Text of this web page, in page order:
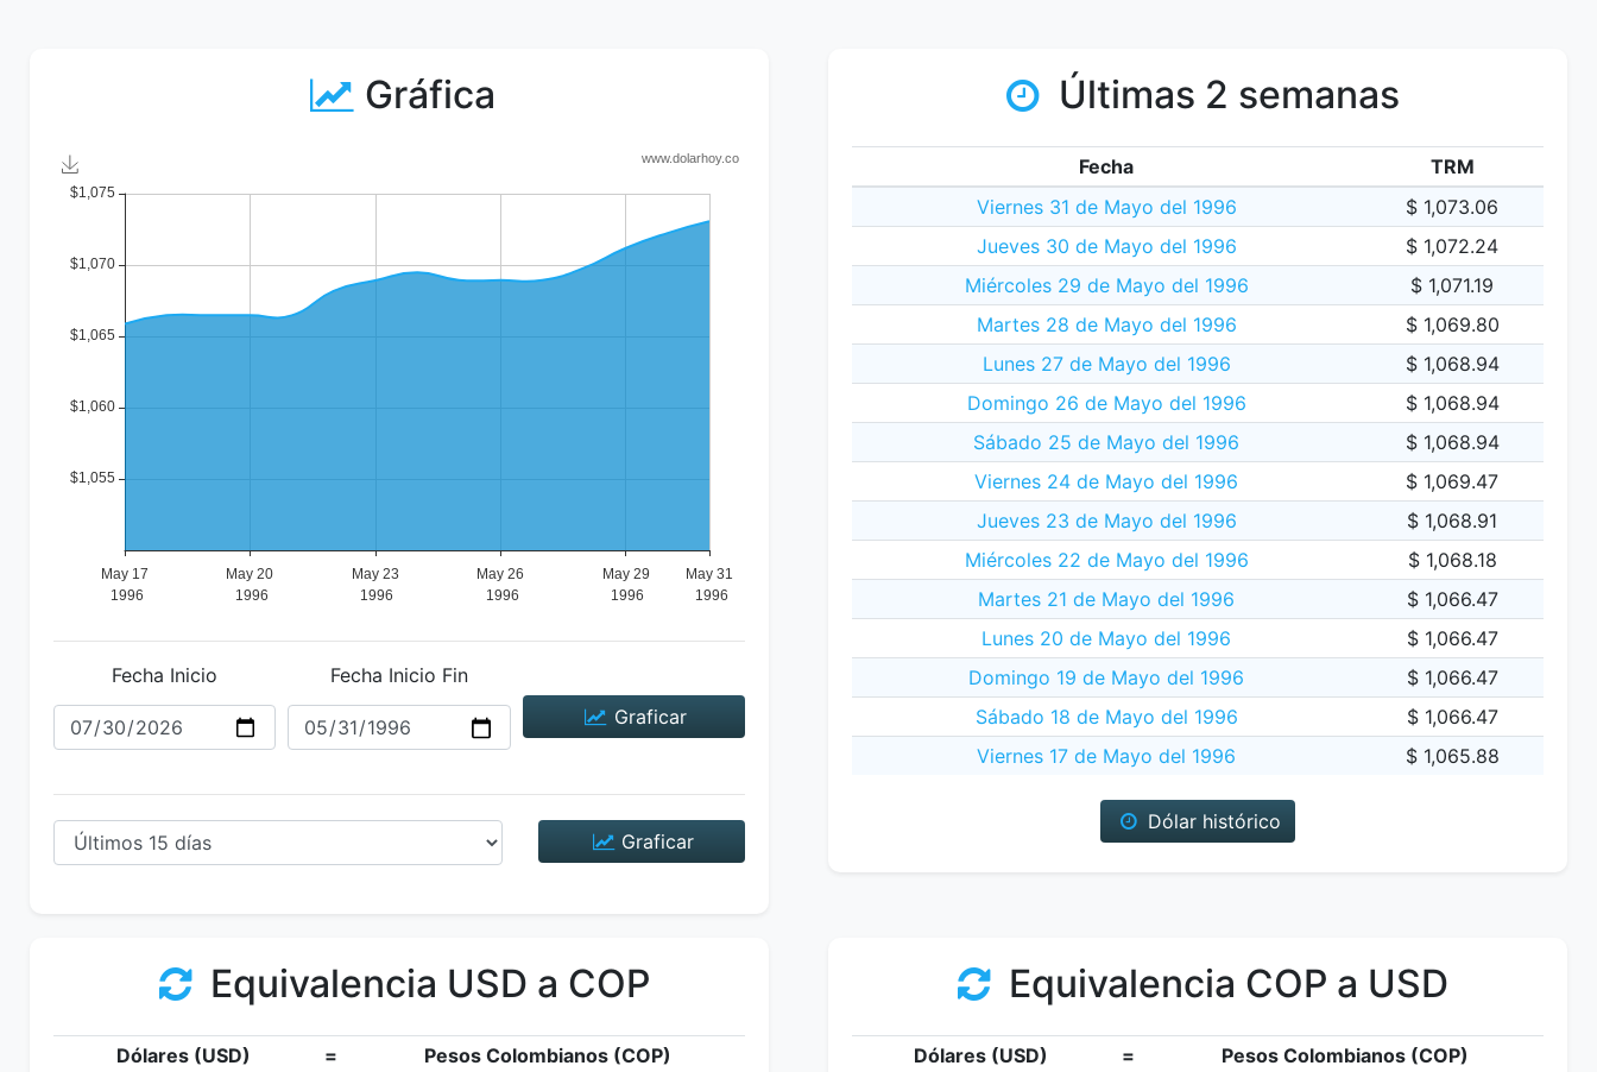
Gráfica
Fecha Inicio
Fecha Inicio Fin
Graficar
Graficar
Últimas 2 semanas
Fecha
TRM
Viernes 31 de Mayo del 1996
$ 1,073.06
Jueves 30 de Mayo del 1996
$ 1,072.24
Miércoles 29 de Mayo del 1996
$ 1,071.19
Martes 28 de Mayo del 1996
$ 1,069.80
Lunes 27 de Mayo del 1996
$ 1,068.94
Domingo 26 de Mayo del 1996
$ 1,068.94
Sábado 25 de Mayo del 1996
$ 1,068.94
Viernes 24 de Mayo del 1996
$ 1,069.47
Jueves 23 de Mayo del 1996
$ 1,068.91
Miércoles 22 de Mayo del 1996
$ 1,068.18
Martes 21 de Mayo del 1996
$ 1,066.47
Lunes 20 de Mayo del 1996
$ 1,066.47
Domingo 19 de Mayo del 1996
$ 1,066.47
Sábado 18 de Mayo del 1996
$ 1,066.47
Viernes 17 de Mayo del 1996
$ 1,065.88
Dólar histórico
Equivalencia USD a COP
Dólares (USD) = Pesos Colombianos (COP)
Equivalencia COP a USD
Dólares (USD) = Pesos Colombianos (COP)